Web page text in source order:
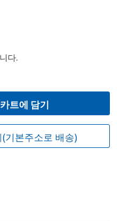
다.
트에 담기
기본주소로 배송)